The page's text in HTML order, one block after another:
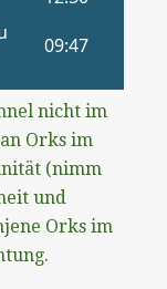
nicht im
Orks im
(nimm
und
Orks im